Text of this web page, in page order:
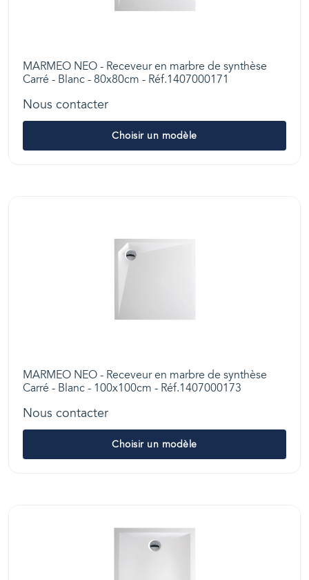
MARMEO NEO - Receveur en marbre de synthèse
Carré - Blanc - 80x80cm - Réf.1407000171
Nous contacter
Choisir un modèle
MARMEO NEO - Receveur en marbre de synthèse
Carré - Blanc - 100x100cm - Réf.1407000173
Nous contacter
Choisir un modèle